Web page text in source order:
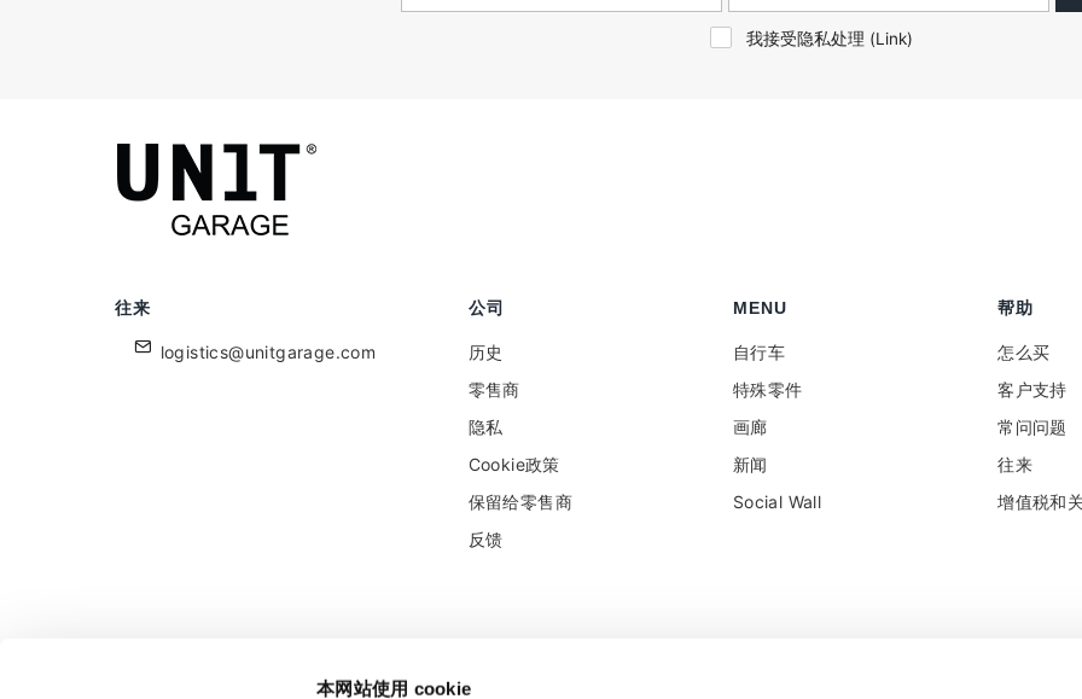
本网站使用 cookie
我接受隐私处理 (Link)
往来
logistics@unitgarage.com
公司
历史
零售商
隐私
Cookie政策
保留给零售商
反馈
MENU
自行车
特殊零件
画廊
新闻
Social Wall
帮助
怎么买
客户支持
常问问题
往来
增值税和
Unitgarage - partita iva 04242270405